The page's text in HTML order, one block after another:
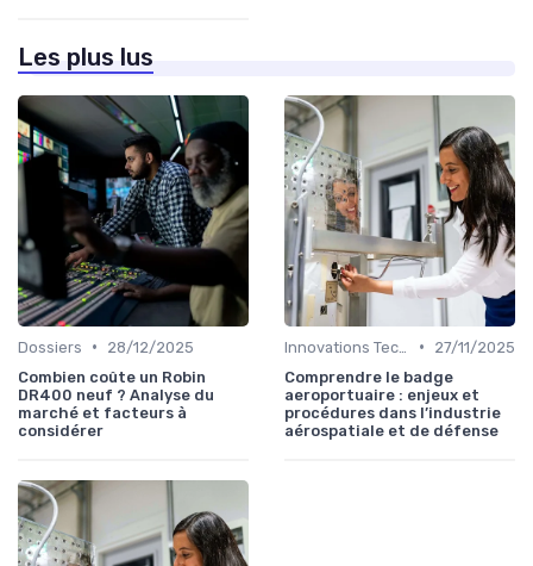
Les plus lus
Dossiers •
28/12/2025
Combien coûte un Robin
DR400 neuf ? Analyse du
marché et facteurs à
considérer
•
27/11/2025
Comprendre le badge
aeroportuaire : enjeux et
procédures dans l’industrie
aérospatiale et de défense